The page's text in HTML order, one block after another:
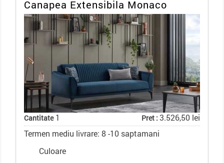
Canapea Extensibila Monaco
Cantitate1 Pret : 3.526,50 lei
Termen mediu livrare: 8 -10 saptamani
Culoare